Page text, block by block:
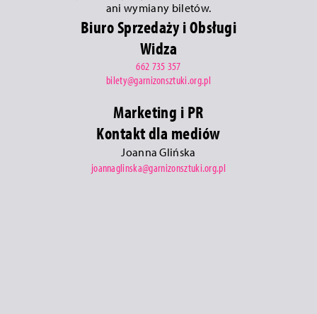
ani wymiany biletów.
Biuro Sprzedaży i Obsługi
Widza
662 735 357
bilety@garnizonsztuki.org.pl
Marketing i PR
Kontakt dla mediów
Joanna Glińska
joannaglinska@garnizonsztuki.org.pl